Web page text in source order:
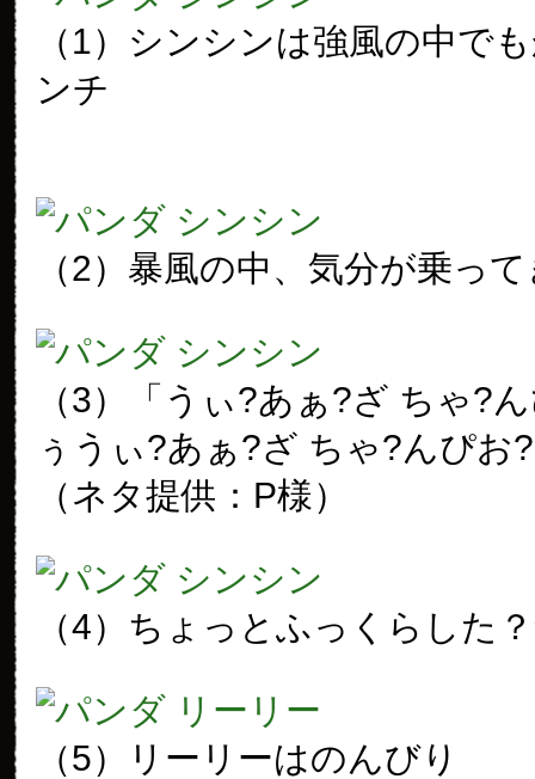
（1）シンシンは強風の中で
ンチ
（2）暴風の中、気分が乗っ
（3）「うぃ?あぁ?ざ ちゃ?
ぅうぃ?あぁ?ざ ちゃ?んぴお
（ネタ提供：P様）
（4）ちょっとふっくらした
（5）リーリーはのんびり